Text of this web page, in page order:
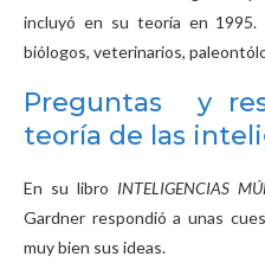
incluyó en su teoría en
biólogos, veterinarios,
Preguntas y
teoría de las
En su libro INTELIGENCIAS
Gardner respondió a unas
muy bien sus ideas.